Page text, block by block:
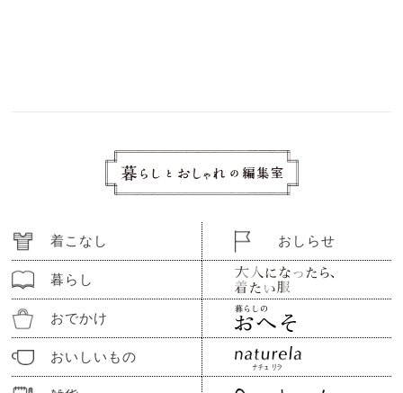
着こなし
暮らし
おでかけ
おいしいもの
おしらせ